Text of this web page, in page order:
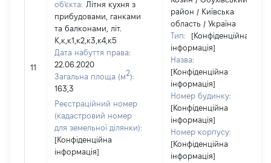
11
об'єкта: Літня кухня з
прибудовами, ганками
та балконами, літ.
К,к,к1,к2,к3,к4,к5
Дата набуття права:
22.06.2020
Загальна площа (м2):
163,3
Реєстраційний номер
(кадастровий номер
для земельної ділянки):
[Конфіденційна
інформація]
район / Київська
область / Україна
Тип:
[Конфіденційна
інформація]
Назва:
[Конфіденційна
інформація]
Номер будинку:
[Конфіденційна
інформація]
Номер корпусу:
[Конфіденційна
інформація]